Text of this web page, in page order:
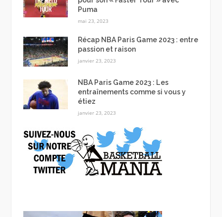
Puma
mai 23, 2023
Récap NBA Paris Game 2023 : entre
passion et raison
janvier 23, 2023
NBA Paris Game 2023 : Les
entraînements comme si vous y
étiez
janvier 23, 2023